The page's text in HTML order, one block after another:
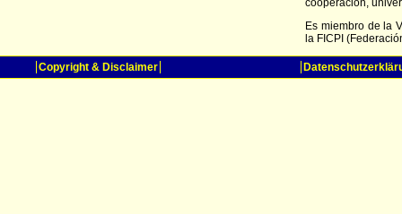
cooperación,
Es miembro de la
la FICPI
Copyright & Disclaimer